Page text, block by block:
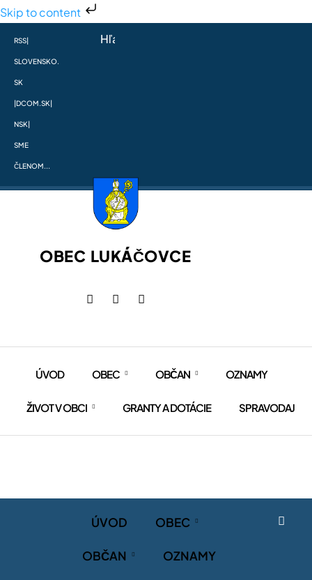
Skip to content
RSS|
SLOVENSKO.
SK
|DCOM.SK|
NSK|
SME
ČLENOM...
OBEC LUKÁČOVCE
ÚVOD OBEC OBČAN OZNAMY
ŽIVOT V OBCI GRANTY A DOTÁCIE SPRAVODAJ
ÚVOD OBEC
OBČAN OZNAMY